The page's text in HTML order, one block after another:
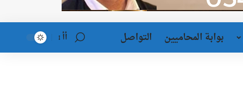
بوابة المحاميين التواصل أأ